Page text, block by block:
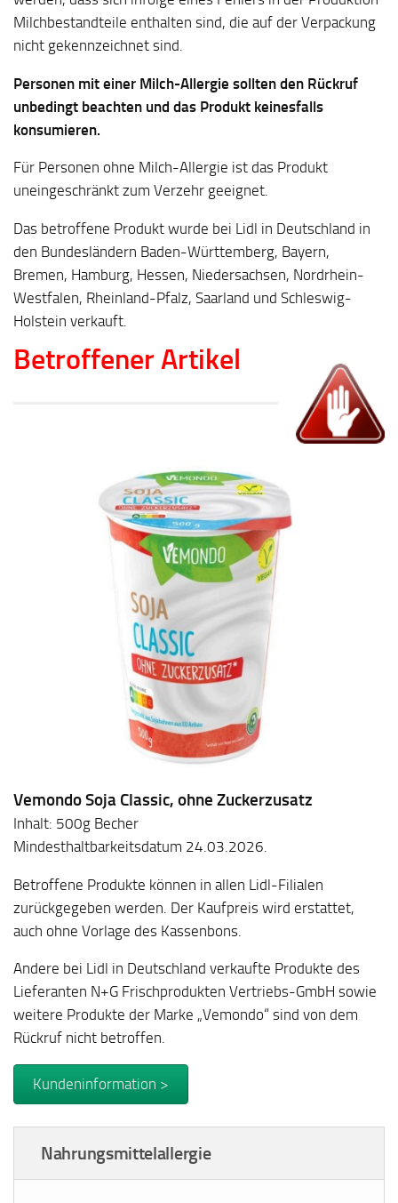
Milchbestandteile enthalten sind, die auf der Verpackung
nicht gekennzeichnet sind.
Personen mit einer Milch-Allergie sollten den Rückruf
unbedingt beachten und das Produkt keinesfalls
konsumieren.
Für Personen ohne Milch-Allergie ist das Produkt
uneingeschränkt zum Verzehr geeignet.
Das betroffene Produkt wurde bei Lidl in Deutschland in
den Bundesländern Baden-Württemberg, Bayern,
Bremen, Hamburg, Hessen, Niedersachsen, Nordrhein-
Westfalen, Rheinland-Pfalz, Saarland und Schleswig-
Holstein verkauft.
Betroffener Artikel
Vemondo Soja Classic, ohne Zuckerzusatz
Inhalt: 500g Becher
Mindesthaltbarkeitsdatum 24.03.2026.
Betroffene Produkte können in allen Lidl-Filialen
zurückgegeben werden. Der Kaufpreis wird erstattet,
auch ohne Vorlage des Kassenbons.
Andere bei Lidl in Deutschland verkaufte Produkte des
Lieferanten N+G Frischprodukten Vertriebs-GmbH sowie
weitere Produkte der Marke „Vemondo“ sind von dem
Rückruf nicht betroffen.
Kundeninformation >
Nahrungsmittelallergie